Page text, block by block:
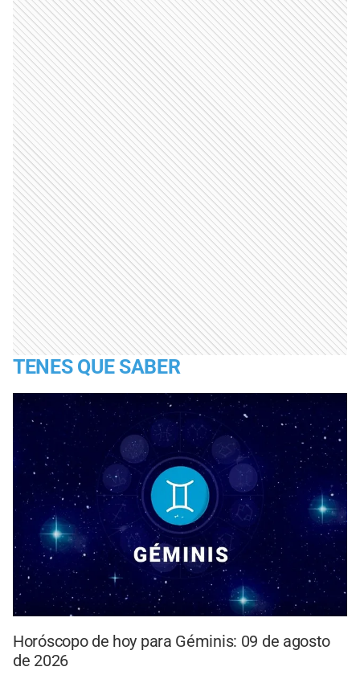
TENES QUE SABER
Horóscopo de hoy para Géminis: 09 de agosto
de 2026